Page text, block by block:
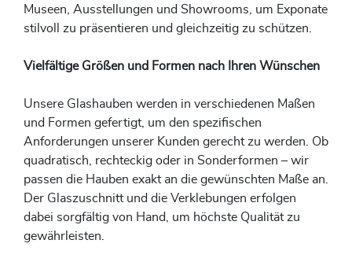
Museen, Ausstellungen und Showrooms, um Exponate
stilvoll zu präsentieren und gleichzeitig zu schützen.​
Vielfältige Größen und Formen nach Ihren Wünschen
Unsere Glashauben werden in verschiedenen Maßen
und Formen gefertigt, um den spezifischen
Anforderungen unserer Kunden gerecht zu werden. Ob
quadratisch, rechteckig oder in Sonderformen – wir
passen die Hauben exakt an die gewünschten Maße an.
Der Glaszuschnitt und die Verklebungen erfolgen
dabei sorgfältig von Hand, um höchste Qualität zu
gewährleisten. ​